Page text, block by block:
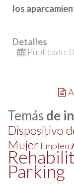
los
Detalles
Publicado:
Temás de
Dispositivo
Mujer Empleo
Parking